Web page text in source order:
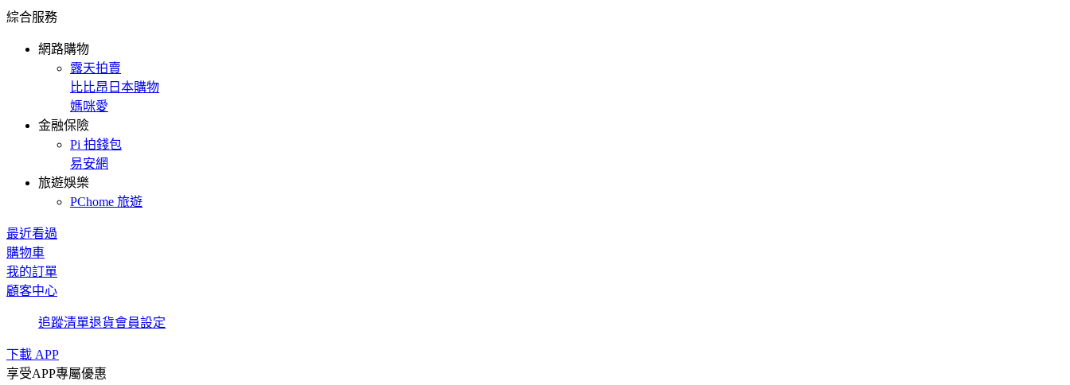
綜合服務
網路購物
露天拍賣
比比昂日本購物
媽咪愛
金融保險
Pi 拍錢包
易安網
旅遊娛樂
PChome 旅遊
最近看過
購物車
我的訂單
顧客中心
追蹤清單退貨會員設定
下載 APP
享受APP專屬優惠